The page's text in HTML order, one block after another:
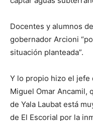
Docentes y alumnos
gobernador Arcioni
situación planteada”.
Y lo propio hizo el jefe
Miguel Omar Ancamil,
de Yala Laubat está
de El Escorial por la